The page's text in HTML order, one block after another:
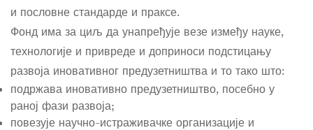
и пословне стандарде и праксе.
Фонд има за циљ да унапређује везе између науке,
технологије и привреде и доприноси подстицању
развоја иновативног предузетништва и то тако што:
подржава иновативно предузетништво, посебно у
раној фази развоја;
повезује научно-истраживачке организације и